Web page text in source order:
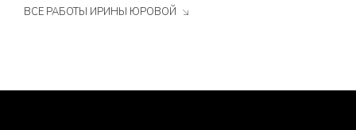
ВСЕ РАБОТЫ ИРИНЫ ЮРОВОЙ